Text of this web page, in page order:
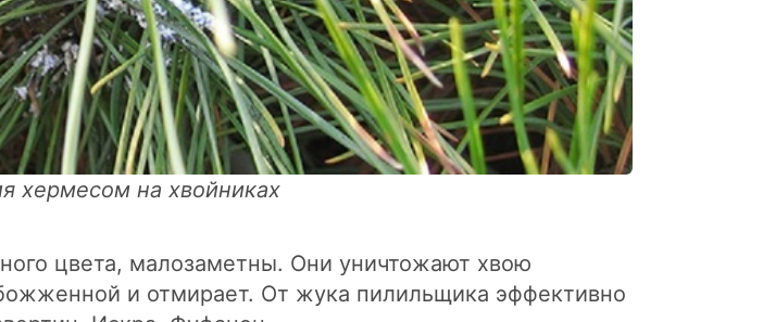
хермесом на хвойниках
цвета, малозаметны. Они уничтожают хвою
и отмирает. От жука пилильщика эффективно